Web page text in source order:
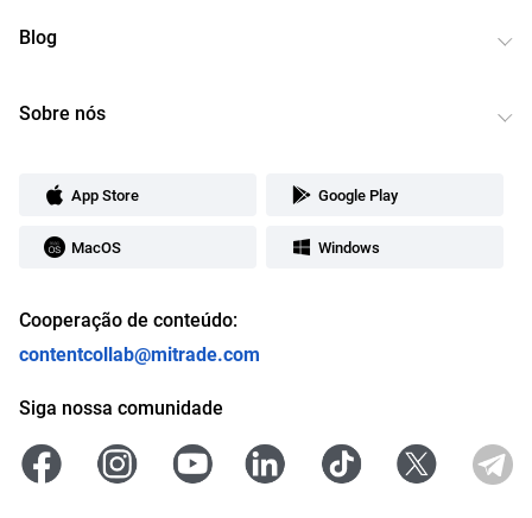
Blog
Sobre nós
App Store Google Play
MacOS Windows
Cooperação de conteúdo:
contentcollab@mitrade.com
Siga nossa comunidade